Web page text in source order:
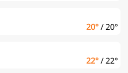
20°/20°
22°/22°